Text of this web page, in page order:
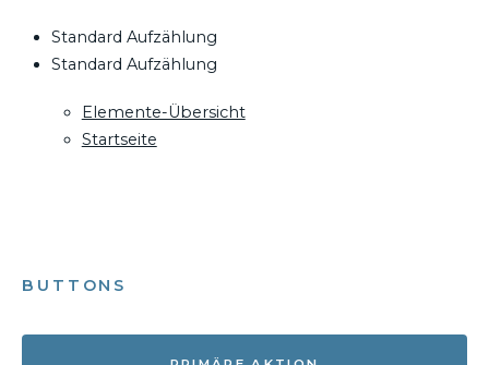
Standard Aufzählung
Standard Aufzählung
Elemente-Übersicht
Startseite
BUTTONS